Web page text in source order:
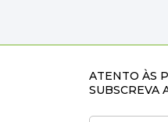
ATENTO ÀS
SUBSCREVA